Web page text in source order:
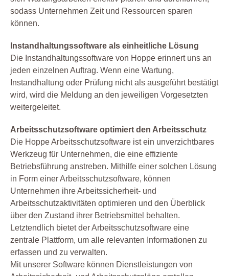
sodass Unternehmen Zeit und Ressourcen sparen
können.
Instandhaltungssoftware als einheitliche Lösung
Die Instandhaltungssoftware von Hoppe erinnert uns an
jeden einzelnen Auftrag. Wenn eine Wartung,
Instandhaltung oder Prüfung nicht als ausgeführt bestätigt
wird, wird die Meldung an den jeweiligen Vorgesetzten
weitergeleitet.
Arbeitsschutzsoftware optimiert den Arbeitsschutz
Die Hoppe Arbeitsschutzsoftware ist ein unverzichtbares
Werkzeug für Unternehmen, die eine effiziente
Betriebsführung anstreben. Mithilfe einer solchen Lösung
in Form einer Arbeitsschutzsoftware, können
Unternehmen ihre Arbeitssicherheit- und
Arbeitsschutzaktivitäten optimieren und den Überblick
über den Zustand ihrer Betriebsmittel behalten.
Letztendlich bietet der Arbeitsschutzsoftware eine
zentrale Plattform, um alle relevanten Informationen zu
erfassen und zu verwalten.
Mit unserer Software können Dienstleistungen von